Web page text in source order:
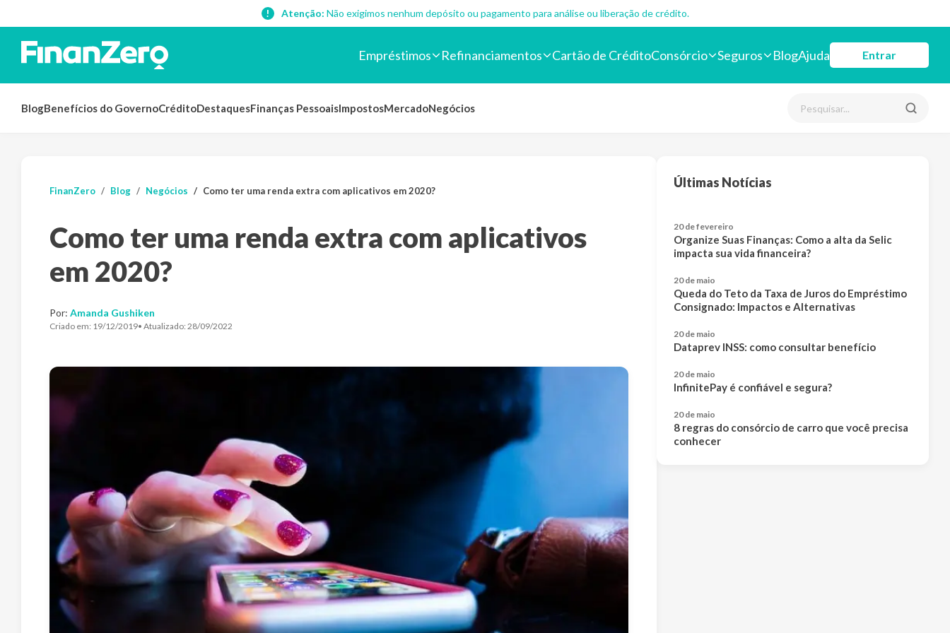
Atenção: Não exigimos nenhum depósito ou pagamento para análise ou liberação de crédito.
Empréstimos Refinanciamentos Cartão de CréditoConsórcio Seguros BlogAjuda Entrar
BlogBenefícios do GovernoCréditoDestaquesFinanças PessoaisImpostosMercadoNegócios
FinanZero Blog Negócios Como ter uma renda extra com aplicativos em 2020?
Como ter uma renda extra com aplicativos
em 2020?
Por: Amanda Gushiken
Criado em: 19/12/2019• Atualizado: 28/09/2022
Últimas Notícias
20 de fevereiro
Organize Suas Finanças: Como a alta da Selic
impacta sua vida financeira?
20 de maio
Queda do Teto da Taxa de Juros do Empréstimo
Consignado: Impactos e Alternativas
20 de maio
Dataprev INSS: como consultar benefício
20 de maio
InfinitePay é confiável e segura?
20 de maio
8 regras do consórcio de carro que você precisa
conhecer